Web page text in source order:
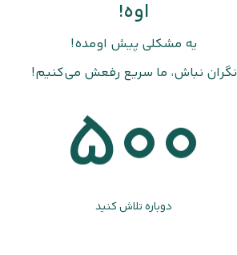
اوه!
یه مشکلی پیش اومده!
نگران نباش، ما سریع رفعش می‌کنیم!
500
دوباره تلاش کنید